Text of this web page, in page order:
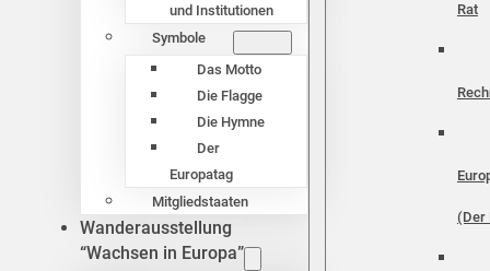
und Institutionen
Symbole
Das Motto
Die Flagge
Die Hymne
Der
Europatag
Mitgliedstaaten
Wanderausstellung
“Wachsen in Europa”
Rat
(Der